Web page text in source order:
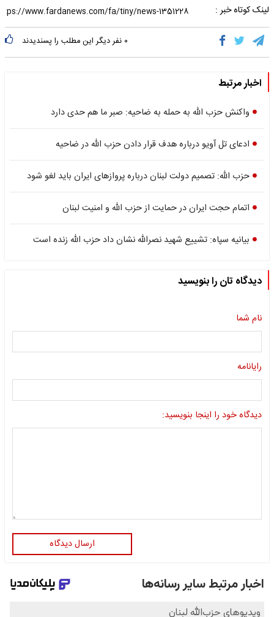
لینک کوتاه خبر :
۰ نفر دیگر این مطلب را پسندیدند
اخبار مرتبط
واکنش حزب الله به حمله به ضاحیه: صبر ما هم حدی دارد
ادعای تل آویو درباره هدف قرار دادن حزب الله در ضاحیه
حزب الله: تصمیم دولت لبنان درباره پروازهای ایران باید لغو شود
اتمام حجت ایران در حمایت از حزب الله و امنیت لبنان
بیانیه سپاه: تشییع شهید نصرالله نشان داد حزب الله زنده است
دیدگاه تان را بنویسید
نام شما
رایانامه
دیدگاه خود را اینجا بنویسید:
ارسال دیدگاه